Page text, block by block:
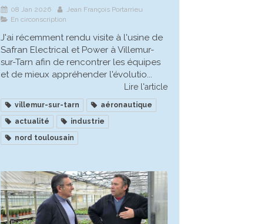
08 Jan 2026
Jean François Portarrieu
En circonscription
J'ai récemment rendu visite à l'usine de
Safran Electrical et Power à Villemur-
sur-Tarn afin de rencontrer les équipes
et de mieux appréhender l'évolutio...
Lire l'article
villemur-sur-tarn
aéronautique
actualité
industrie
nord toulousain